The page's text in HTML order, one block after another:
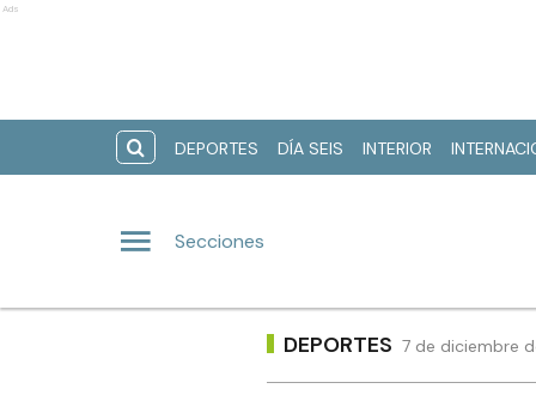
Ads
DEPORTES DÍA SEIS INTERIOR
Secciones
DEPORTES 7 de diciembre